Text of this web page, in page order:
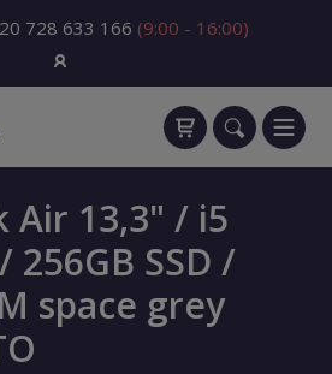
728 633 166 (9:00 - 16:00)
Air 13,3" / i5
SSD /
space grey